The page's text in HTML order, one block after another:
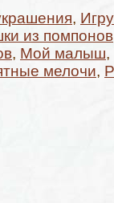
,
из помпонов
, Мой малыш,
мелочи,